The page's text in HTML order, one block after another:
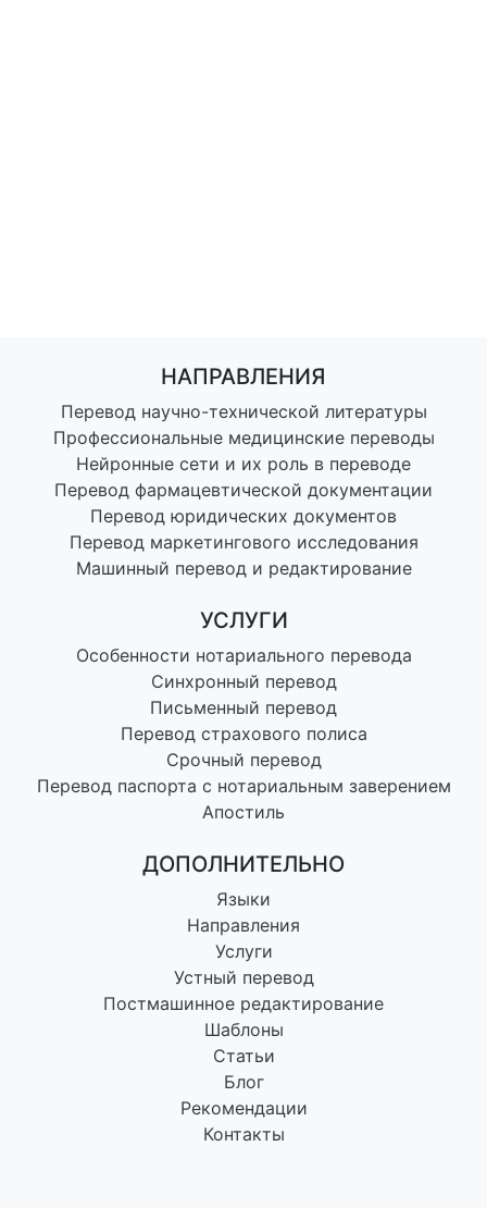
НАПРАВЛЕНИЯ
Перевод научно-технической литературы
Профессиональные медицинские переводы
Нейронные сети и их роль в переводе
Перевод фармацевтической документации
Перевод юридических документов
Перевод маркетингового исследования
Машинный перевод и редактирование
УСЛУГИ
Особенности нотариального перевода
Синхронный перевод
Письменный перевод
Перевод страхового полиса
Срочный перевод
Перевод паспорта с нотариальным заверением
Апостиль
ДОПОЛНИТЕЛЬНО
Языки
Направления
Услуги
Устный перевод
Постмашинное редактирование
Шаблоны
Статьи
Блог
Рекомендации
Контакты